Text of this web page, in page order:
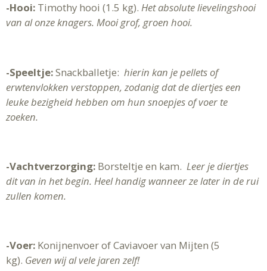
-Hooi: Timothy hooi (1.5 kg). Het absolute lievelingshooi
van al onze knagers. Mooi grof, groen hooi.
-Speeltje:Snackballetje: hierin kan je pellets of
erwtenvlokken verstoppen, zodanig dat de diertjes een
leuke bezigheid hebben om hun snoepjes of voer te
zoeken.
-Vachtverzorging: Borsteltje en kam. Leer je diertjes
dit van in het begin. Heel handig wanneer ze later in de rui
zullen komen.
-Voer: Konijnenvoer of Caviavoer van Mijten (5
kg). Geven wij al vele jaren zelf!